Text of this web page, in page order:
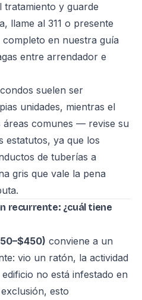
tratamiento y guarde
llame al 311 o presente
completo en nuestra guía
entre arrendador e
suelen ser
unidades, mientras el
áreas comunes — revise su
estatutos, ya que los
de tuberías a
gris que vale la pena
recurrente: ¿cuál tiene
conviene a un
vio un ratón, la actividad
no está infestado en
esto